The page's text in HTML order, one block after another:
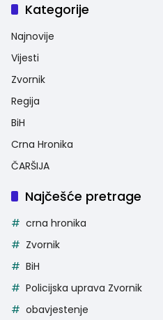
Kategorije
Najnovije
Vijesti
Zvornik
Regija
BiH
Crna Hronika
ČARŠIJA
Najčešće pretrage
crna hronika
Zvornik
BiH
Policijska uprava Zvornik
obavjestenje